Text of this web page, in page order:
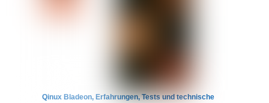
Qinux Bladeon, Erfahrungen, Tests und technische